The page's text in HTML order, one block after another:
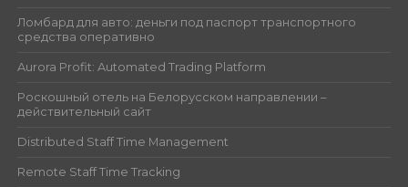
Ломбард для авто: деньги под паспорт транспортного
средства оперативно
Aurora Profit: Automated Trading Platform
Роскошный отель на Белорусском направлении –
действительный сайт
Distributed Staff Time Management
Remote Staff Time Tracking